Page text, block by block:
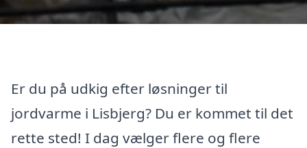
Er du på udkig efter løsninger til
jordvarme i Lisbjerg? Du er kommet til det
rette sted! I dag vælger flere og flere